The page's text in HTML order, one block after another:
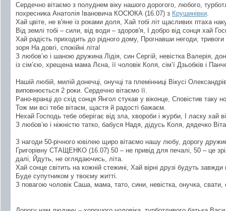
Сердечно вітаємо з полуднем віку нашого дорогого, любого,
похресника Анатолія Івановича КОСЮКА (16.07) з Крушинівки
Хай цвіте, не в'яне із роками доля, Хай тобі літ щасливих птаха
Від землі тобі – сили, від води – здоров'я, І добро від сонця хай
Хай радість приходить до рідного дому, Прогнавши негоди,
зоря На довгі, спокійні літа!
З любов’ю і шаною дружина Лідія, син Сергій, невістка Валерія,
із сім’єю, хрещена мама Лєна, її чоловік Коля, сім’ї Дзьобків і
Нашій любій, милій донечці, онучці та племінниці Вікусі
виповнюється 2 роки. Сердечно вітаємо її.
Рано-вранці до схід сонця Янгол стукав у віконце, Сповістив таку
Тож ми всі тебе вітаєм, щастя й радості бажаєм.
Нехай Господь тебе оберігає від зла, хвороби і журби, І ласку хай
З любов’ю і ніжністю татко, бабуся Надя, дідусь Коля, дядечко
З нагоди 50-річного ювілею щиро вітаємо нашу любу, дорогу
Григорівну СТАЩЕНКО (16.07) 50 – не привід для печалі, 50 – це
далі, Йдуть, не оглядаючись, літа.
Хай сонце світить на кожній стежині, Хай вірні друзі будуть
Буде супутником у твоєму житті.
З повагою чоловік Саша, мама, тато, сини, невістка, онучка, свати,